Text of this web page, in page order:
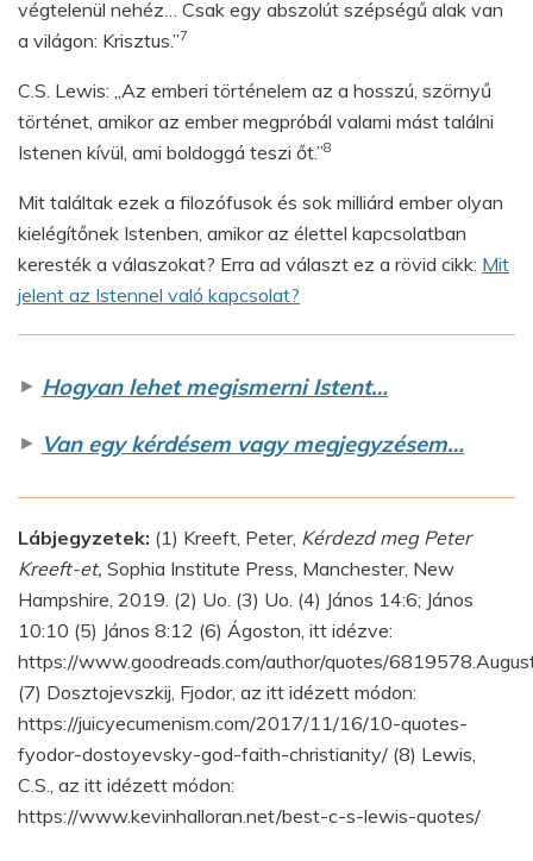
végtelenül nehéz… Csak egy abszolút szépségű alak van
a világon: Krisztus.”7
C.S. Lewis: „Az emberi történelem az a hosszú, szörnyű
történet, amikor az ember megpróbál valami mást találni
Istenen kívül, ami boldoggá teszi őt.”8
Mit találtak ezek a filozófusok és sok milliárd ember olyan
kielégítőnek Istenben, amikor az élettel kapcsolatban
keresték a válaszokat? Erra ad választ ez a rövid cikk: Mit
jelent az Istennel való kapcsolat?
► Hogyan lehet megismerni Istent…
► Van egy kérdésem vagy megjegyzésem…
Lábjegyzetek: (1) Kreeft, Peter, Kérdezd meg Peter
Kreeft-et, Sophia Institute Press, Manchester, New
Hampshire, 2019. (2) Uo. (3) Uo. (4) János 14:6; János
10:10 (5) János 8:12 (6) Ágoston, itt idézve:
https://www.goodreads.com/author/quotes/
(7) Dosztojevszkij, Fjodor, az itt idézett módon:
https://juicyecumenism.com/2017/11/16/10-quotes-
fyodor-dostoyevsky-god-faith-christianity/ (8) Lewis,
C.S., az itt idézett módon:
https://www.kevinhalloran.net/best-c-s-lewis-quotes/